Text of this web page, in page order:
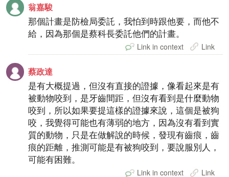
翁嘉駿
那個計畫是防檢局委託，我怕到時跟他要，而他不
給，因為那個是蔡科長委託他們的計畫。
Link in context Link
蔡政達
是有大概提過，但沒有直接的證據，像看起來是有
被動物咬到，是牙齒間距，但沒有看到是什麼動物
咬到，所以如果要提這樣的證據來說，這個是被狗
咬，我覺得可能也有薄弱的地方，因為沒有看到實
質的動物，只是在做解說的時候，發現有齒痕，齒
痕的距離，推測可能是有被狗咬到，要說服別人，
可能有困難。
Link in context Link